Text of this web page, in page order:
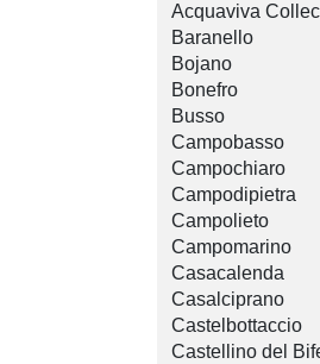
Acquaviva
Baranello
Bojano
Bonefro
Busso
Campobasso
Campochiaro
Campodipietra
Campolieto
Campomarino
Casacalenda
Casalciprano
Castelbottaccio
Castellino del